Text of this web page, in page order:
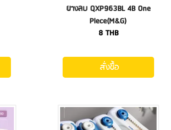
ยางลบ QXP963BL 4B One
Plece(M&G)
8THB
สั่งซื้อ